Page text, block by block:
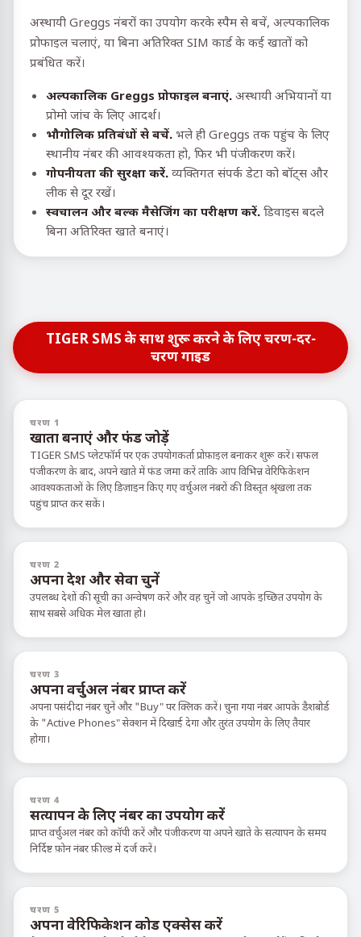
अस्थायी Greggs नंबरों का उपयोग करके स्पैम से बचें, अल्पकालिक
प्रोफाइल चलाएं, या बिना अतिरिक्त SIM कार्ड के कई खातों को
प्रबंधित करें।
अल्पकालिक Greggs प्रोफाइल बनाएं. अस्थायी अभियानों या
प्रोमो जांच के लिए आदर्श।
भौगोलिक प्रतिबंधों से बचें. भले ही Greggs तक पहुंच के लिए
स्थानीय नंबर की आवश्यकता हो, फिर भी पंजीकरण करें।
गोपनीयता की सुरक्षा करें. व्यक्तिगत संपर्क डेटा को बॉट्स और
लीक से दूर रखें।
स्वचालन और बल्क मैसेजिंग का परीक्षण करें. डिवाइस बदले
बिना अतिरिक्त खाते बनाएं।
TIGER SMS के साथ शुरू करने के लिए चरण-दर-
चरण गाइड
चरण 1
खाता बनाएं और फंड जोड़ें
TIGER SMS प्लेटफॉर्म पर एक उपयोगकर्ता प्रोफ़ाइल बनाकर शुरू करें। सफल
पंजीकरण के बाद, अपने खाते में फंड जमा करें ताकि आप विभिन्न वेरिफिकेशन
आवश्यकताओं के लिए डिज़ाइन किए गए वर्चुअल नंबरों की विस्तृत श्रृंखला तक
पहुंच प्राप्त कर सकें।
चरण 2
अपना देश और सेवा चुनें
उपलब्ध देशों की सूची का अन्वेषण करें और वह चुनें जो आपके इच्छित उपयोग के
साथ सबसे अधिक मेल खाता हो।
चरण 3
अपना वर्चुअल नंबर प्राप्त करें
अपना पसंदीदा नंबर चुनें और "Buy" पर क्लिक करें। चुना गया नंबर आपके डैशबोर्ड
के "Active Phones" सेक्शन में दिखाई देगा और तुरंत उपयोग के लिए तैयार
होगा।
चरण 4
सत्यापन के लिए नंबर का उपयोग करें
प्राप्त वर्चुअल नंबर को कॉपी करें और पंजीकरण या अपने खाते के सत्यापन के समय
निर्दिष्ट फ़ोन नंबर फ़ील्ड में दर्ज करें।
चरण 5
अपना वेरिफिकेशन कोड एक्सेस करें